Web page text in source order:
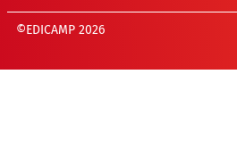
©EDICAMP 2026